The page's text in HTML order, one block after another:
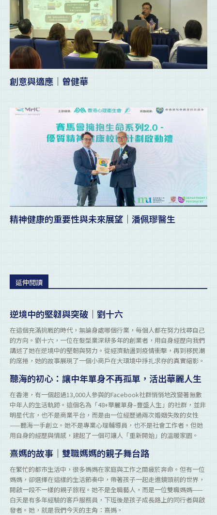
創意與適應｜曾健華
精神健康的重要性與未來展望｜潘佩璆醫生
延伸閱讀
逆境中的堅韌與突破｜劉十六
在這個充滿挑戰的時代，無論身處哪個行業，每個人都在努力找尋自己
的方向。劉十六，一位在髮型業深耕多年的創業者，用自身經歷向我們
講述了她在逆境中的堅韌與努力。從經濟動盪到疫情衝擊，再到移民潮
的席捲，她的故事展現了一個小商戶在大環境中掙扎求存的真實縮影。
聽海的初心：讓中年單身不再孤單，活出華麗人生
在香港，有一個超過13,000人參與的Facebook社群悄悄地改變著無數
中年人的生活軌跡。這個名為「48+華麗單身–豐盛人生」的社群，並非
明星代言，也不是商業平台，而是由一位經歷過兩次婚姻失敗的女性
——聽海一手創立。她不是專業心理輔導員，也不是社會工作者。但她
用自身的經歷與情感，建起了一個可讓人「重新開始」的溫暖家園。
熹媽的故事｜雙職媽媽的親子舞台路
在繁忙的都市生活中，很多媽媽在家庭與工作之間疲於奔命。但有一位
媽媽，卻選擇在這樣的生活節奏中，帶著孩子一起走進鏡頭前的世界，
開啟一段不一樣的親子旅程。她不是全職藝人，而是一位雙職媽媽——
白天是有多年經驗的客戶服務員，下班後是孩子成長路上的同行者與啟
發者。她，就是我們今天的主角：熹媽。